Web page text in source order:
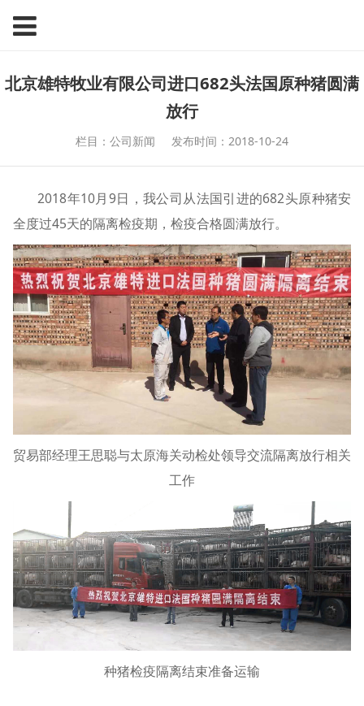
北京雄特牧业有限公司进口682头法国原种猪圆满
放行
栏目：公司新闻 发布时间：2018-10-24
2018年10月9日，我公司从法国引进的682头原种猪安
全度过45天的隔离检疫期，检疫合格圆满放行。
贸易部经理王思聪与太原海关动检处领导交流隔离放行相关
工作
种猪检疫隔离结束准备运输